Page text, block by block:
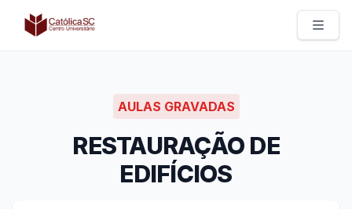
Católica SC | Experts
AULAS GRAVADAS
RESTAURAÇÃO DE
EDIFÍCIOS